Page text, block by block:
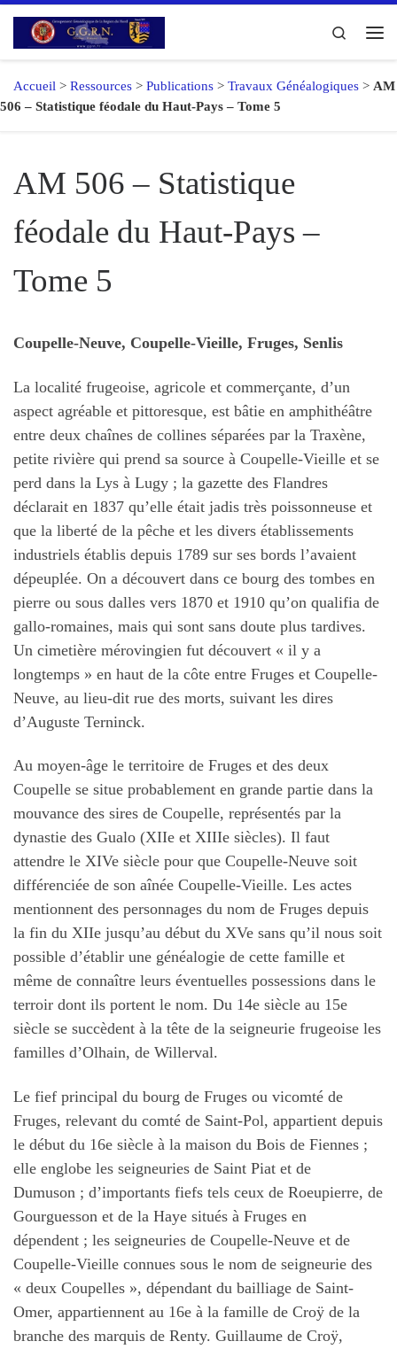
Passer au contenu
Search
Accueil > Ressources > Publications > Travaux Généalogiques > AM
506 – Statistique féodale du Haut-Pays – Tome 5
AM 506 – Statistique
féodale du Haut-Pays –
Tome 5
Coupelle-Neuve, Coupelle-Vieille, Fruges, Senlis
La localité frugeoise, agricole et commerçante, d’un
aspect agréable et pittoresque, est bâtie en amphithéâtre
entre deux chaînes de collines séparées par la Traxène,
petite rivière qui prend sa source à Coupelle-Vieille et se
perd dans la Lys à Lugy ; la gazette des Flandres
déclarait en 1837 qu’elle était jadis très poissonneuse et
que la liberté de la pêche et les divers établissements
industriels établis depuis 1789 sur ses bords l’avaient
dépeuplée. On a découvert dans ce bourg des tombes en
pierre ou sous dalles vers 1870 et 1910 qu’on qualifia de
gallo-romaines, mais qui sont sans doute plus tardives.
Un cimetière mérovingien fut découvert « il y a
longtemps » en haut de la côte entre Fruges et Coupelle-
Neuve, au lieu-dit rue des morts, suivant les dires
d’Auguste Terninck.
Au moyen-âge le territoire de Fruges et des deux
Coupelle se situe probablement en grande partie dans la
mouvance des sires de Coupelle, représentés par la
dynastie des Gualo (XIIe et XIIIe siècles). Il faut
attendre le XIVe siècle pour que Coupelle-Neuve soit
différenciée de son aînée Coupelle-Vieille. Les actes
mentionnent des personnages du nom de Fruges depuis
la fin du XIIe jusqu’au début du XVe sans qu’il nous soit
possible d’établir une généalogie de cette famille et
même de connaître leurs éventuelles possessions dans le
terroir dont ils portent le nom. Du 14e siècle au 15e
siècle se succèdent à la tête de la seigneurie frugeoise les
familles d’Olhain, de Willerval.
Le fief principal du bourg de Fruges ou vicomté de
Fruges, relevant du comté de Saint-Pol, appartient depuis
le début du 16e siècle à la maison du Bois de Fiennes ;
elle englobe les seigneuries de Saint Piat et de
Dumuson ; d’importants fiefs tels ceux de Roeupierre, de
Gourguesson et de la Haye situés à Fruges en
dépendent ; les seigneuries de Coupelle-Neuve et de
Coupelle-Vieille connues sous le nom de seigneurie des
« deux Coupelles », dépendant du bailliage de Saint-
Omer, appartiennent au 16e à la famille de Croÿ de la
branche des marquis de Renty. Guillaume de Croÿ,